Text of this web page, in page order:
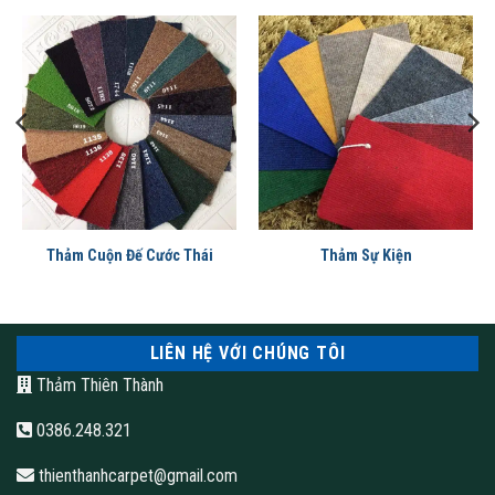
thảm cuốn
Thảm Cuộn Đế Cước Thái Thảm Sự Kiện
LIÊN HỆ VỚI CHÚNG TÔI
Thảm Thiên Thành
0386.248.321
thienthanhcarpet@gmail.com